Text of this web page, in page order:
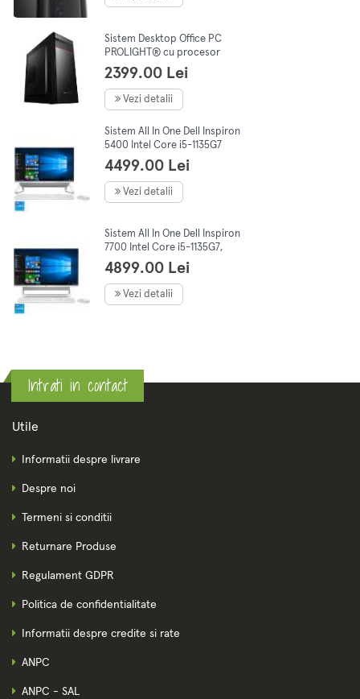
Sistem Desktop Office PC
PROLIGHT® cu procesor
Intel® Core™ i3-14100 pana
la 4.4 GHz, 16GB DDR4, 512GB
SSD M.2, Intel® UHD Graphics
730, Windows 11 Pro
2399.00 Lei
Vezi detalii
Sistem All In One Dell Inspiron
5400 Intel Core i5-1135G7
Tiger Lake, 23.8 FHD 8GB
256GB SSD+1TB,
MX330,W10PRO
4499.00 Lei
Vezi detalii
Sistem All In One Dell Inspiron
7700 Intel Core i5-1135G7,
Tiger Lake, 27"FHD 8GB DDR4
512GB SSD MX330 2GB W10
4899.00 Lei
Vezi detalii
Intrati in contact
Utile
Informatii despre livrare
Despre noi
Termeni si conditii
Returnare Produse
Regulament GDPR
Politica de confidentialitate
Informatii despre credite si rate
ANPC
ANPC - SAL